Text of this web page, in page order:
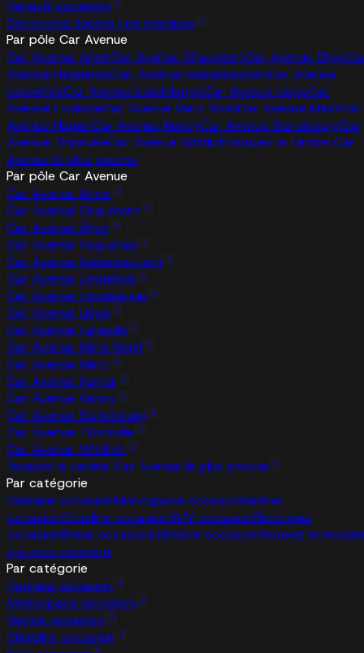
Renault occasion
Découvrez toutes nos marques
Par pôle Car Avenue
Car Avenue ArlonCar Avenue ChaumontCar Avenue Dijon
Avenue HaguenauCar Avenue KaiserslauternCar Avenue
LesménilsCar Avenue LeudelangeCar Avenue LiegeCar
Avenue LunévilleCar Avenue Metz NordCar Avenue MetzCar
Avenue NamurCar Avenue NancyCar Avenue SarrebourgCar
Avenue ThionvilleCar Avenue WittlichTrouvez le centre Car
Avenue le plus proche
Par pôle Car Avenue
Car Avenue Arlon
Car Avenue Chaumont
Car Avenue Dijon
Car Avenue Haguenau
Car Avenue Kaiserslautern
Car Avenue Lesménils
Car Avenue Leudelange
Car Avenue Liege
Car Avenue Lunéville
Car Avenue Metz Nord
Car Avenue Metz
Car Avenue Namur
Car Avenue Nancy
Car Avenue Sarrebourg
Car Avenue Thionville
Car Avenue Wittlich
Trouvez le centre Car Avenue le plus proche
Par catégorie
Familiale occasionMonospace occasionBerline
occasionCitadine occasionSUV occasionÉlectrique
occasionBreak occasionUtilitaire occasionTrouvez le
qui vous convient
Par catégorie
Familiale occasion
Monospace occasion
Berline occasion
Citadine occasion